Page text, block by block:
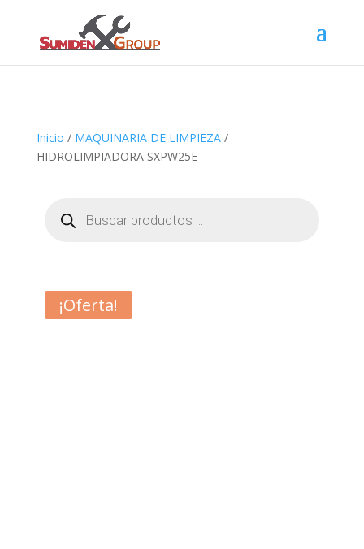
Inicio / MAQUINARIA DE LIMPIEZA/
HIDROLIMPIADORA SXPW25E
productos
¡Oferta!